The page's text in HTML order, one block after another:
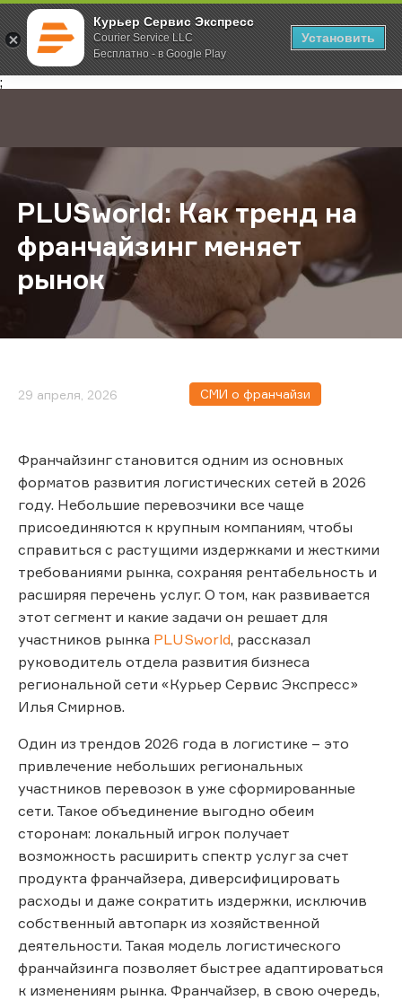
Курьер Сервис Экспресс
Courier Service LLC
Бесплатно - в Google Play
Установить
;
Главная О компании Новости PLUSworld: Как тренд на
PLUSworld: Как тренд на
франчайзинг меняет
рынок
29 апреля, 2026 СМИ о франчайзи
Франчайзинг становится одним из основных
форматов развития логистических сетей в 2026
году. Небольшие перевозчики все чаще
присоединяются к крупным компаниям, чтобы
справиться с растущими издержками и жесткими
требованиями рынка, сохраняя рентабельность и
расширяя перечень услуг. О том, как развивается
этот сегмент и какие задачи он решает для
участников рынка PLUSworld, рассказал
руководитель отдела развития бизнеса
региональной сети «Курьер Сервис Экспресс»
Илья Смирнов.
Один из трендов 2026 года в логистике – это
привлечение небольших региональных
участников перевозок в уже сформированные
сети. Такое объединение выгодно обеим
сторонам: локальный игрок получает
возможность расширить спектр услуг за счет
продукта франчайзера, диверсифицировать
расходы и даже сократить издержки, исключив
собственный автопарк из хозяйственной
деятельности. Такая модель логистического
франчайзинга позволяет быстрее адаптироваться
к изменениям рынка. Франчайзер, в свою очередь,